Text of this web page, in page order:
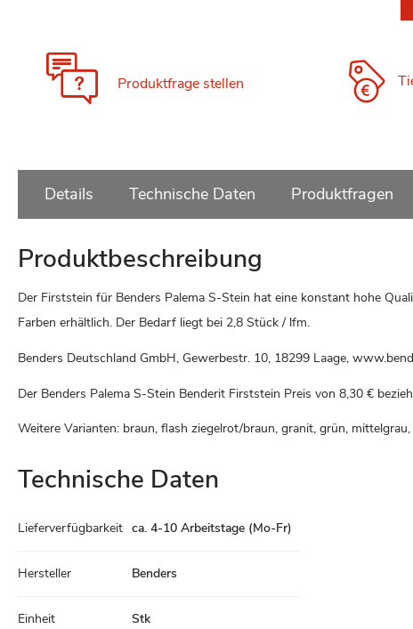
Produktfrage stellen
Details Technische Daten Produktfragen
Produktbeschreibung
Der Firststein für Benders Palema S-Stein hat eine konstant hohe
Farben erhältlich. Der Bedarf liegt bei 2,8 Stück / lfm.
Benders Deutschland GmbH, Gewerbestr. 10, 18299 Laage,
Der Benders Palema S-Stein Benderit Firststein Preis von 8,30 €
Weitere Varianten: braun, flash ziegelrot/braun, granit, grün,
Technische Daten
Daten
Lieferverfügbarkeit ca. 4-10 Arbeitstage (Mo-Fr)
Hersteller Benders
Einheit Stk